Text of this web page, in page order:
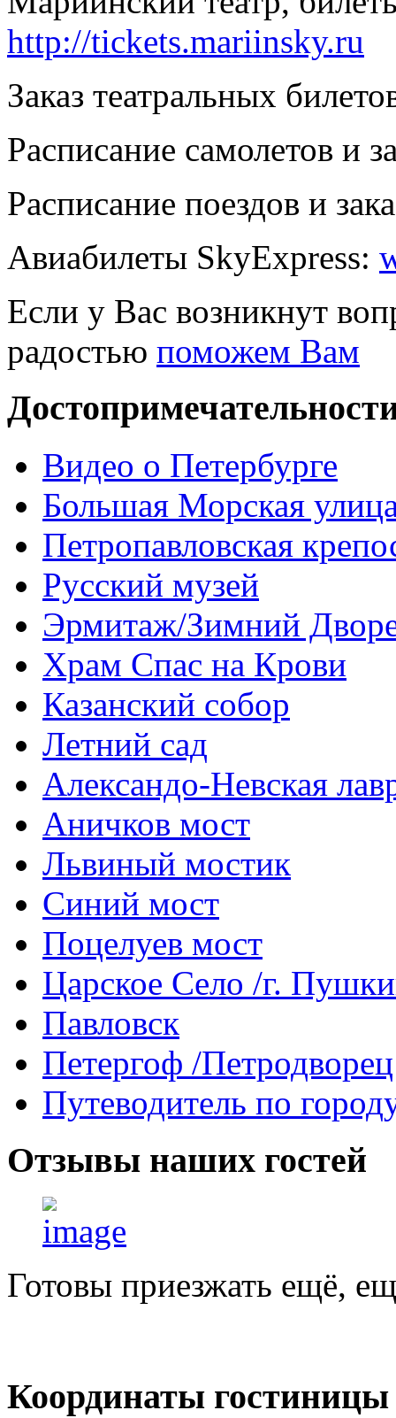
http://tickets.mariinsky.ru
Заказ театральных
Расписание самолетов и
Расписание поездов и
Авиабилеты SkyExpress:
Если у Вас возникнут
радостью поможем Вам
Видео о Петербурге
Большая Морская
Петропавловская
Русский музей
Эрмитаж/Зимний
Храм Спас на Крови
Казанский собор
Летний сад
Александо-Невская
Аничков мост
Львиный мостик
Синий мост
Поцелуев мост
Царское Село /г.
Павловск
Петергоф /Петродворец
Путеводитель по
Отзывы наших гостей
Готовы приезжать ещё,
Координаты гостиницы